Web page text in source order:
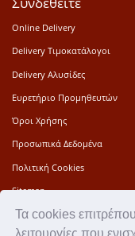
Τα cookies
λειτουργίες που
Online Delivery
Delivery Τιμοκατάλογοι
Delivery Αλυσίδες
Ευρετήριο Προμηθευτών
Όροι Χρήσης
Προσωπικά Δεδομένα
Πολιτική Cookies
Sitemap
Press Kit